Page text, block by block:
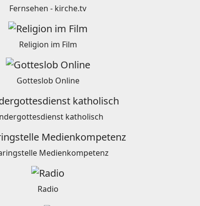
Fernsehen - kirche.tv
Religion im Film
Gotteslob Online
katholisch
Medienkompetenz
Radio